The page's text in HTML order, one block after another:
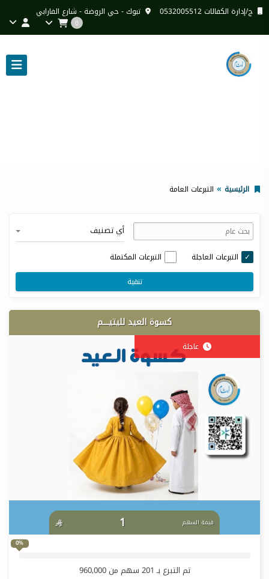
ج/إدارة الكفالات 0532005512 تبوك - حي الروضة - شارع الفارابي
0
الرئيسية التبرعات العامة
أي تصنيف
التبرعات العاجلة
التبرعات المكتملة
تنقية
كسوة العيد لليتيـــم
عاجلة
قيمة السهم 1

0%
تم التبرع بـ 201 سهم من960,000